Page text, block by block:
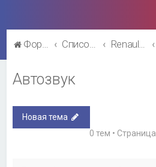
Форум Рено Список форумов Renault Fluence
Автозвук
Новая тема
0 тем • Страница